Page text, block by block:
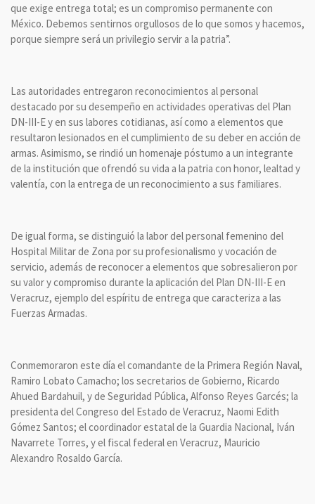
que exige entrega total; es un compromiso permanente con
México. Debemos sentirnos orgullosos de lo que somos y hacemos,
porque siempre será un privilegio servir a la patria”.
Las autoridades entregaron reconocimientos al personal
destacado por su desempeño en actividades operativas del Plan
DN-III-E y en sus labores cotidianas, así como a elementos que
resultaron lesionados en el cumplimiento de su deber en acción de
armas. Asimismo, se rindió un homenaje póstumo a un integrante
de la institución que ofrendó su vida a la patria con honor, lealtad y
valentía, con la entrega de un reconocimiento a sus familiares.
De igual forma, se distinguió la labor del personal femenino del
Hospital Militar de Zona por su profesionalismo y vocación de
servicio, además de reconocer a elementos que sobresalieron por
su valor y compromiso durante la aplicación del Plan DN-III-E en
Veracruz, ejemplo del espíritu de entrega que caracteriza a las
Fuerzas Armadas.
Conmemoraron este día el comandante de la Primera Región Naval,
Ramiro Lobato Camacho; los secretarios de Gobierno, Ricardo
Ahued Bardahuil, y de Seguridad Pública, Alfonso Reyes Garcés; la
presidenta del Congreso del Estado de Veracruz, Naomi Edith
Gómez Santos; el coordinador estatal de la Guardia Nacional, Iván
Navarrete Torres, y el fiscal federal en Veracruz, Mauricio
Alexandro Rosaldo García.